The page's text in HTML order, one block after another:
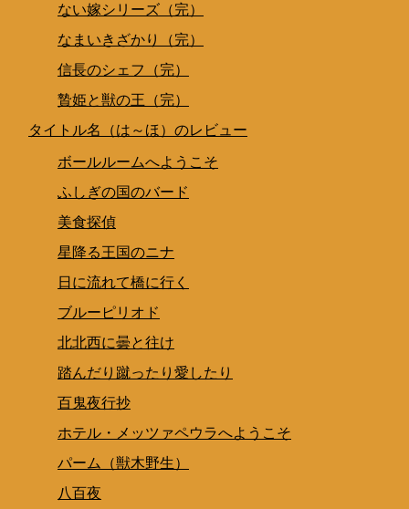
ない嫁シリーズ（完）
なまいきざかり（完）
信長のシェフ（完）
贄姫と獣の王（完）
タイトル名（は～ほ）のレビュー
ボールルームへようこそ
ふしぎの国のバード
美食探偵
星降る王国のニナ
日に流れて橋に行く
ブルーピリオド
北北西に曇と往け
踏んだり蹴ったり愛したり
百鬼夜行抄
ホテル・メッツァペウラへようこそ
パーム（獣木野生）
八百夜